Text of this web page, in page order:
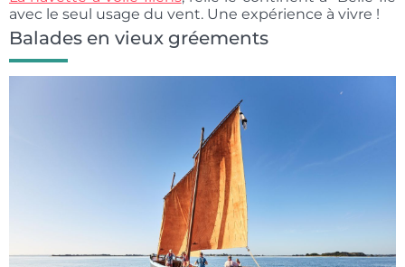
avec le seul usage du vent. Une expérience à vivre !
Balades en vieux gréements